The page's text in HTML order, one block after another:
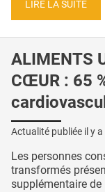
LIRE LA SUITE
ALIMENTS
CŒUR : 65
Actualité publiée il y a
Les personnes
transformés
supplémentaire de